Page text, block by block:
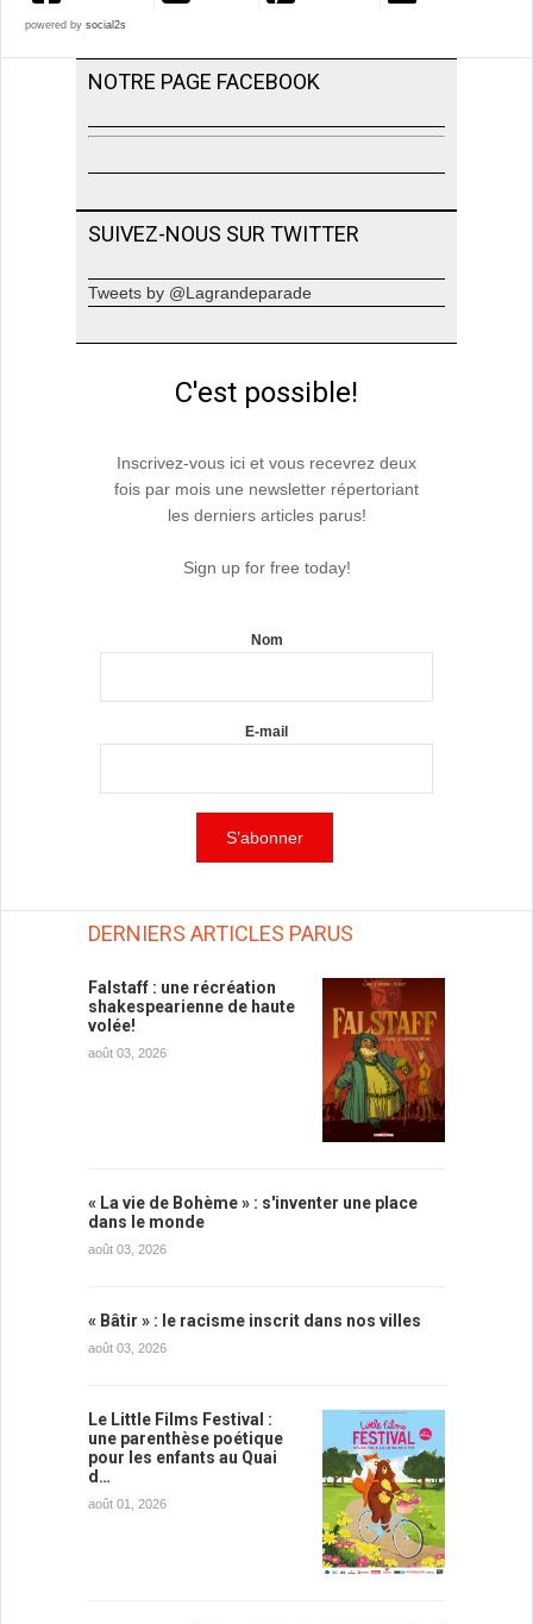
powered by social2s
NOTRE PAGE FACEBOOK
SUIVEZ-NOUS SUR TWITTER
Tweets by @Lagrandeparade
C'est possible!
Inscrivez-vous ici et vous recevrez deux
fois par mois une newsletter répertoriant
les derniers articles parus!
Sign up for free today!
Nom
E-mail
DERNIERS ARTICLES PARUS
Falstaff : une récréation
shakespearienne de haute
volée!
août 03, 2026
« La vie de Bohème » : s'inventer une place
dans le monde
août 03, 2026
« Bâtir » : le racisme inscrit dans nos villes
août 03, 2026
Le Little Films Festival :
une parenthèse poétique
pour les enfants au Quai
d…
août 01, 2026